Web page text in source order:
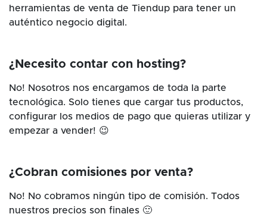
herramientas de venta de Tiendup para tener un
auténtico negocio digital.
¿Necesito contar con hosting?
No! Nosotros nos encargamos de toda la parte
tecnológica. Solo tienes que cargar tus productos,
configurar los medios de pago que quieras utilizar y
empezar a vender! 😉
¿Cobran comisiones por venta?
No! No cobramos ningún tipo de comisión. Todos
nuestros precios son finales 🙂